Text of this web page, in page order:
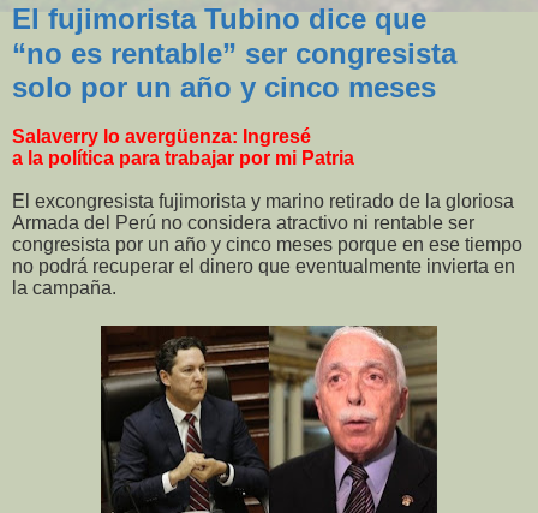
El fujimorista Tubino dice que
“no es rentable” ser congresista
solo por un año y cinco meses
Salaverry lo avergüenza: Ingresé
a la política para trabajar por mi Patria
El excongresista fujimorista y marino retirado de la gloriosa
Armada del Perú no considera atractivo ni rentable ser
congresista por un año y cinco meses porque en ese tiempo
no podrá recuperar el dinero que eventualmente invierta en
la campaña.